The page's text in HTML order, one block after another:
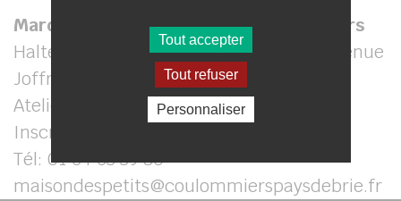
Mardi 14 Mai de 18h à 20h à Coulommiers
Halte-Garderie Jardin des Bambins, 1 Avenue
Joffre, 77120 Coulommiers
Atelier gratuit – Ouverts à tous – Sur
Inscription / Places limitées
Tél: 01 64 63 39 80 –
maisondespetits@coulommierspaysdebrie.fr
Tout accepter
Tout refuser
Personnaliser